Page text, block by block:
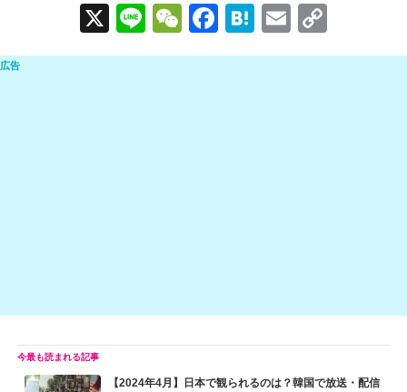
X
Li
n
W
e
F
a
H
at
E
m o
【2024年4月】日本で観られるのは？韓国で放送・配信